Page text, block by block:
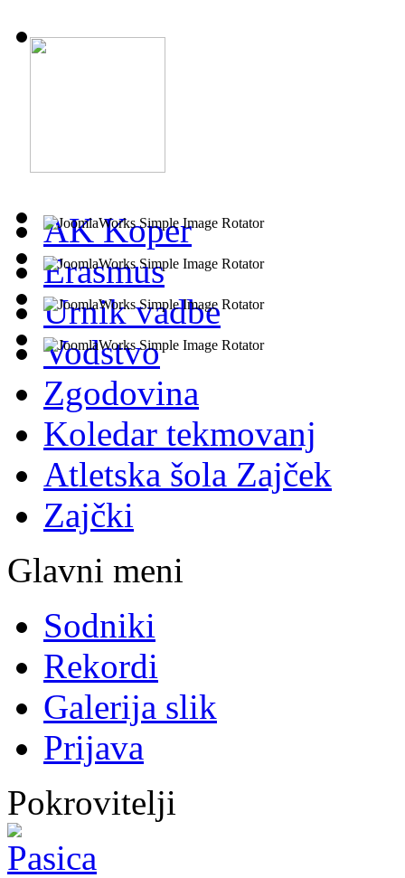
AK Koper
Erasmus
Urnik vadbe
Vodstvo
Zgodovina
Koledar tekmovanj
Atletska šola Zajček
Zajčki
Glavni meni
Sodniki
Rekordi
Galerija slik
Prijava
Pokrovitelji